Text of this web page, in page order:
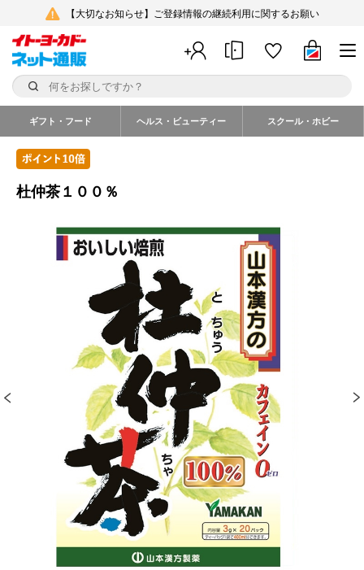
【大切なお知らせ】ご登録情報の継続利用に関するお願い
ギフト・フード ヘルス・ビューティー スクール・ホビー
杜仲茶１００％